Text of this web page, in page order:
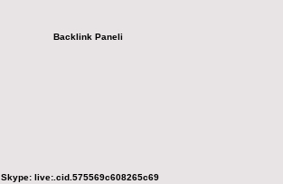
Skype: live:.cid.575569c608265c69